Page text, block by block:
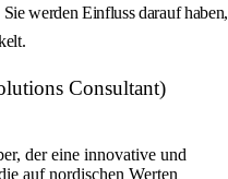
werden Einfluss darauf haben,
Consultant)
der eine innovative und
auf nordischen Werten